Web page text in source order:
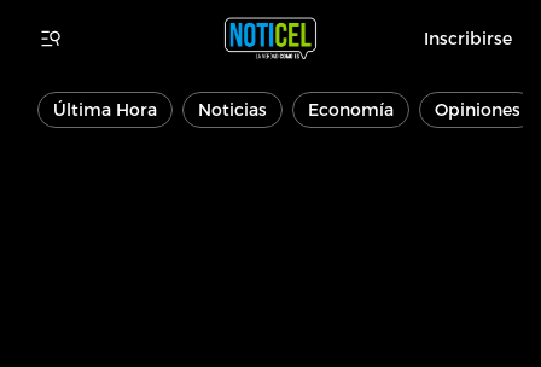
Inscribirse
Última Hora Noticias Economía Opiniones